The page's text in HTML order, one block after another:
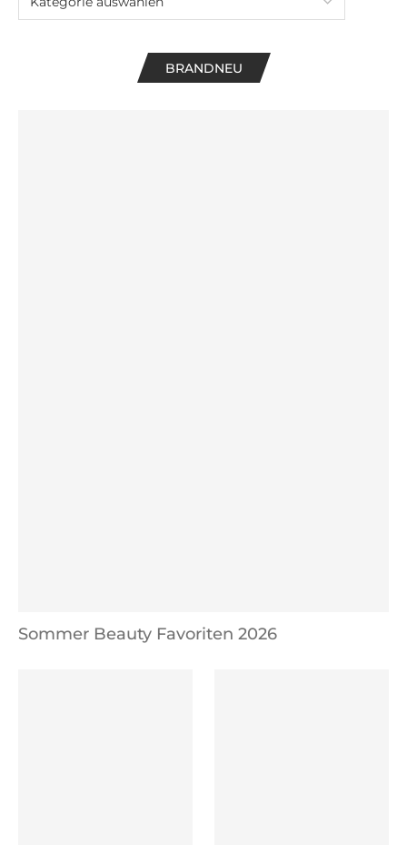
BRANDNEU
Sommer Beauty Favoriten 2026